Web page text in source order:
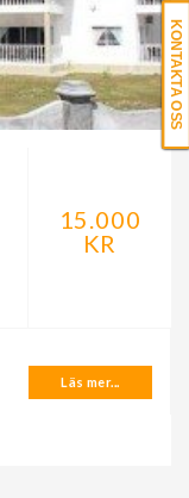
15.000
KR
Läs mer...
KONTAKTA OSS